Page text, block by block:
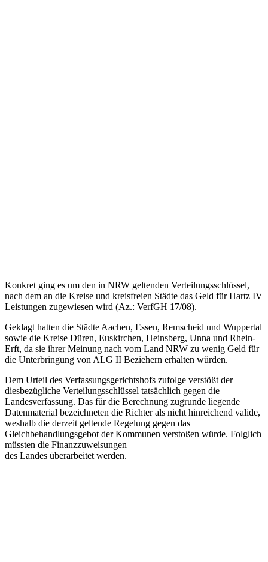
Konkret ging es um den in NRW geltenden Verteilungsschlüssel,
nach dem an die Kreise und kreisfreien Städte das Geld für Hartz IV
Leistungen zugewiesen wird (Az.: VerfGH 17/08).
Geklagt hatten die Städte Aachen, Essen, Remscheid und Wuppertal
sowie die Kreise Düren, Euskirchen, Heinsberg, Unna und Rhein-
Erft, da sie ihrer Meinung nach vom Land NRW zu wenig Geld für
die Unterbringung von ALG II Beziehern erhalten würden.
Dem Urteil des Verfassungsgerichtshofs zufolge verstößt der
diesbezügliche Verteilungsschlüssel tatsächlich gegen die
Landesverfassung. Das für die Berechnung zugrunde liegende
Datenmaterial bezeichneten die Richter als nicht hinreichend valide,
weshalb die derzeit geltende Regelung gegen das
Gleichbehandlungsgebot der Kommunen verstoßen würde. Folglich
müssten die Finanzzuweisungen
des Landes überarbeitet werden.